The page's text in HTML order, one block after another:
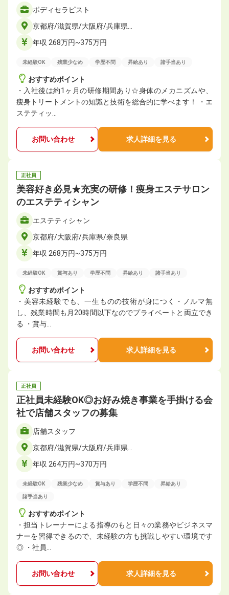
ボディセラピスト
京都府/滋賀県/大阪府/兵庫県…
年収 268万円~375万円
未経験OK 残業少なめ 学歴不問 昇給あり 諸手当あり
おすすめポイント
・入社後は約1ヶ月の研修期間あり☆身体のメカニズムや、
痩身トリートメントの知識と技術を総合的に学べます！ ・エ
ステティッ…
お問い合わせ 求人詳細を見る
正社員
美容好き必見★充実の研修！痩身エステサロン
のエステティシャン
エステティシャン
京都府/大阪府/兵庫県/奈良県
年収 268万円~375万円
未経験OK 賞与あり 学歴不問 昇給あり 諸手当あり
おすすめポイント
・美容未経験でも、一生ものの技術が身につく・ノルマ無
し、残業時間も月20時間以下なのでプライベートと両立でき
る ・賞与…
お問い合わせ 求人詳細を見る
正社員
正社員未経験OK◎お好み焼き事業を手掛ける会
社で店舗スタッフの募集
店舗スタッフ
京都府/滋賀県/大阪府/兵庫県…
年収 264万円~370万円
未経験OK 残業少なめ 賞与あり 学歴不問 昇給あり
諸手当あり
おすすめポイント
・担当トレーナーによる指導のもと日々の業務やビジネスマ
ナーを習得できるので、未経験の方も挑戦しやすい環境です
◎ ・社員…
お問い合わせ 求人詳細を見る